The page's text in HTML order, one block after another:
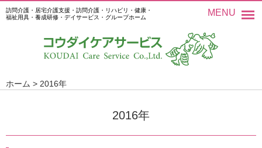
訪問介護・居宅介護支援・訪問介護・リハビリ・健康・
福祉用具・養成研修・デイサービス・グループホーム
MENU
ホーム > 2016年
2016年